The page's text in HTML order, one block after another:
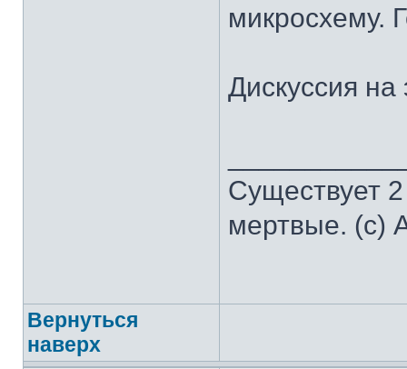
микросхему.
Дискуссия
Существует
мертвые. (с)
Вернуться
наверх